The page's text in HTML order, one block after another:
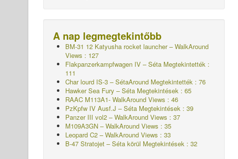
A nap legmegtekintőbb
BM-31 12 Katyusha rocket launcher – WalkAround
Views : 127
Flakpanzerkampfwagen IV – Séta Megtekintették :
111
Char lourd IS-3 – SétaAround Megtekintették : 76
Hawker Sea Fury – Séta Megtekintések : 65
RAAC M113A1- WalkAround Views : 46
PzKpfw IV Ausf.J – Séta Megtekintések : 39
Panzer III vol2 – WalkAround Views : 37
M109A3GN – WalkAround Views : 35
Leopard C2 – WalkAround Views : 33
B-47 Stratojet – Séta körül Megtekintések : 32